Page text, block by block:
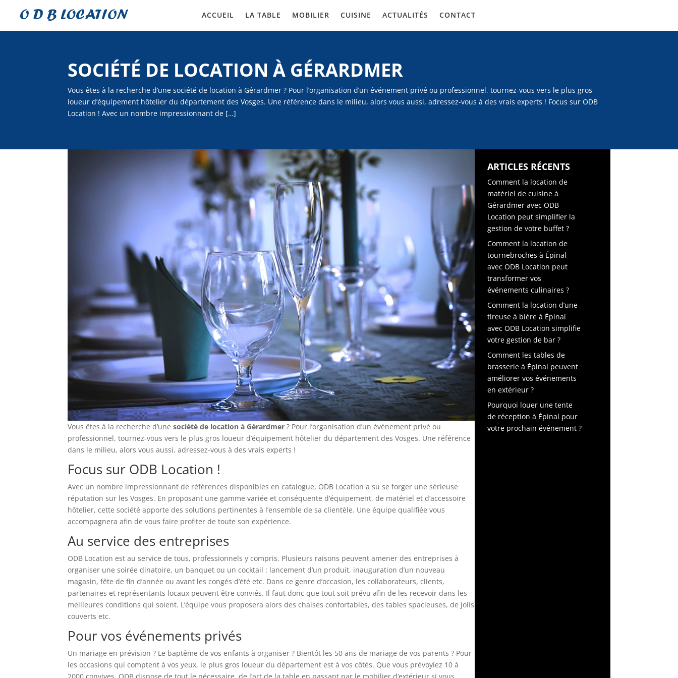
ACCUEIL LA TABLE MOBILIER CUISINE ACTUALITÉS CONTACT
SOCIÉTÉ DE LOCATION À GÉRARDMER
Vous êtes à la recherche d’une société de location à Gérardmer ? Pour l’organisation d’un événement privé ou professionnel, tournez-vous vers le plus gros
loueur d’équipement hôtelier du département des Vosges. Une référence dans le milieu, alors vous aussi, adressez-vous à des vrais experts ! Focus sur ODB
Location ! Avec un nombre impressionnant de […]
Vous êtes à la recherche d’unesociété de location à Gérardmer ? Pour l’organisation d’un événement privé ou
professionnel, tournez-vous vers le plus gros loueur d’équipement hôtelier du département des Vosges. Une référence
dans le milieu, alors vous aussi, adressez-vous à des vrais experts !
Focus sur ODB Location !
Avec un nombre impressionnant de références disponibles en catalogue, ODB Location a su se forger une sérieuse
réputation sur les Vosges. En proposant une gamme variée et conséquente d’équipement, de matériel et d’accessoire
hôtelier, cette société apporte des solutions pertinentes à l’ensemble de sa clientèle. Une équipe qualifiée vous
accompagnera afin de vous faire profiter de toute son expérience.
Au service des entreprises
ODB Location est au service de tous, professionnels y compris. Plusieurs raisons peuvent amener des entreprises à
organiser une soirée dinatoire, un banquet ou un cocktail : lancement d’un produit, inauguration d’un nouveau
magasin, fête de fin d’année ou avant les congés d’été etc. Dans ce genre d’occasion, les collaborateurs, clients,
partenaires et représentants locaux peuvent être conviés. Il faut donc que tout soit prévu afin de les recevoir dans les
meilleures conditions qui soient. L’équipe vous proposera alors des chaises confortables, des tables spacieuses, de jolis
couverts etc.
Pour vos événements privés
Un mariage en prévision ? Le baptême de vos enfants à organiser ? Bientôt les 50 ans de mariage de vos parents ? Pour
les occasions qui comptent à vos yeux, le plus gros loueur du département est à vos côtés. Que vous prévoyiez 10 à
2000 convives, ODB dispose de tout le nécessaire, de l’art de la table en passant par le mobilier d’extérieur si vous
ARTICLES RÉCENTS
Comment la location de
matériel de cuisine à
Gérardmer avec ODB
Location peut simplifier la
gestion de votre buffet ?
Comment la location de
tournebroches à Épinal
avec ODB Location peut
transformer vos
événements culinaires ?
Comment la location d’une
tireuse à bière à Épinal
avec ODB Location simplifie
votre gestion de bar ?
Comment les tables de
brasserie à Épinal peuvent
améliorer vos événements
en extérieur ?
Pourquoi louer une tente
de réception à Épinal pour
votre prochain événement ?